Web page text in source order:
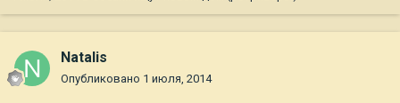
Natalis
Опубликовано 1 июля, 2014